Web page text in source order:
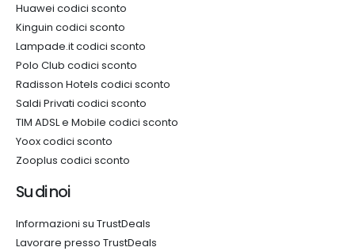
Huawei codici sconto
Kinguin codici sconto
Lampade.it codici sconto
Polo Club codici sconto
Radisson Hotels codici sconto
Saldi Privati codici sconto
TIM ADSL e Mobile codici sconto
Yoox codici sconto
Zooplus codici sconto
Su di noi
Informazioni su TrustDeals
Lavorare presso TrustDeals